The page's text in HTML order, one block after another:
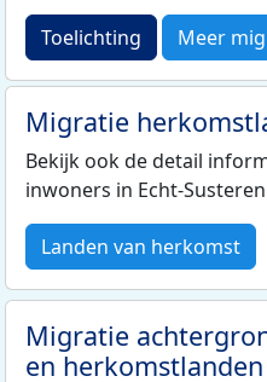
Toelichting Meer
Migratie
Bekijk ook de detail
inwoners in Echt-
Landen van herkomst
Migratie
en herkomstlanden